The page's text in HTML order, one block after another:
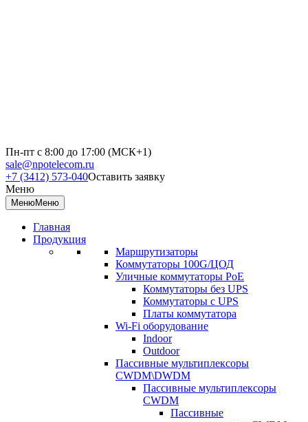
Пн-пт с 8:00 до 17:00 (МСК+1)
sale@npotelecom.ru
+7 (3412) 573-040Оставить заявку
Меню
МенюМеню
Главная
Продукция
Маршрутизаторы
Коммутаторы 100G/ЦОД
Уличные коммутаторы PoE
Коммутаторы без UPS
Коммутаторы с UPS
Платы коммутатора
Wi-Fi оборудование
Indoor
Outdoor
Пассивные мультиплексоры
CWDM\DWDM
Пассивные мультиплексоры
CWDM
Пассивные